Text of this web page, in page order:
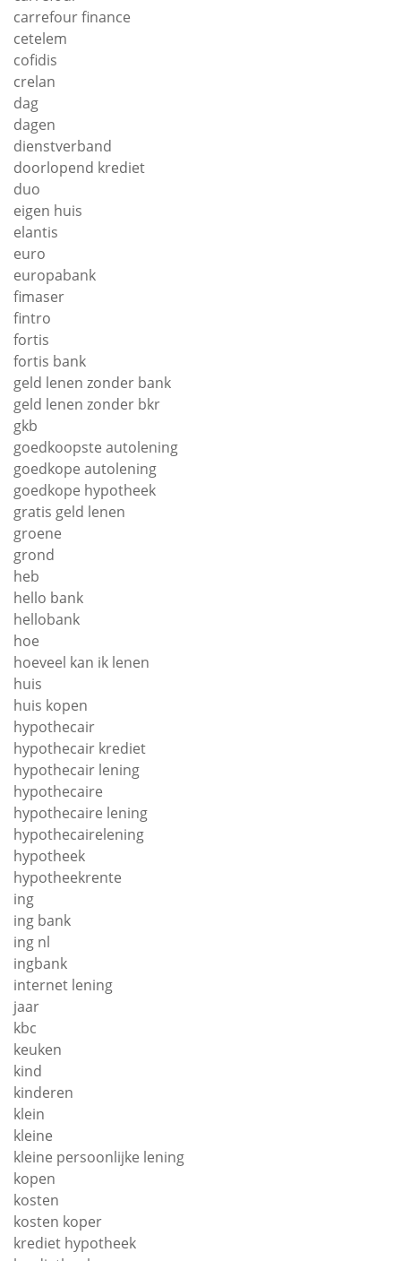
carrefour finance
cetelem
cofidis
crelan
dag
dagen
dienstverband
doorlopend krediet
duo
eigen huis
elantis
euro
europabank
fimaser
fintro
fortis
fortis bank
geld lenen zonder bank
geld lenen zonder bkr
gkb
goedkoopste autolening
goedkope autolening
goedkope hypotheek
gratis geld lenen
groene
grond
heb
hello bank
hellobank
hoe
hoeveel kan ik lenen
huis
huis kopen
hypothecair
hypothecair krediet
hypothecair lening
hypothecaire
hypothecaire lening
hypothecairelening
hypotheek
hypotheekrente
ing
ing bank
ing nl
ingbank
internet lening
jaar
kbc
keuken
kind
kinderen
klein
kleine
kleine persoonlijke lening
kopen
kosten
kosten koper
krediet hypotheek